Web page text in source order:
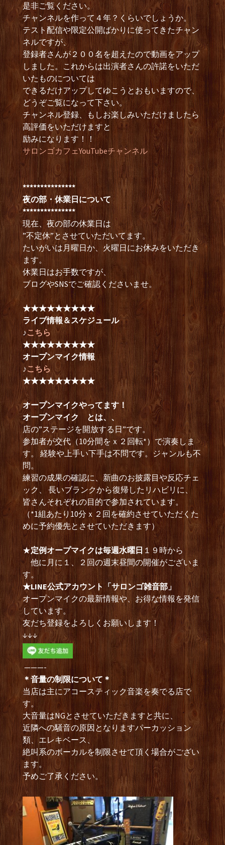
是非ご覧ください。
チャンネルを作って４年？くらいでしょうか。
テスト配信や限定公開ばかりに使ってきたチャン
ネルですが、
登録者さんが２００名を超えたので動画をアップ
しました。これからは出演者さんの許諾をいただ
いたものについては
できるだけアップしてゆこうとおもいますので、
どうぞご覧になって下さい。
チャンネル登録、もしお楽しみいただけましたら
高評価をいただけますと
励みになります！！
サロンゴカフェYouTubeチャンネル
***************
夜の部・休業日について
***************
現在、夜の部の休業日は
”不定休”とさせていただいてます。
たいがいは月曜日か、火曜日にお休みをいただき
ます。
休業日はお手数ですが、
ブログやSNSでご確認くださいませ。
★★★★★★★★★
ライブ情報＆スケジュール
♪こちら
★★★★★★★★★
オープンマイク情報
♪こちら
★★★★★★★★★
オープンマイクやってます！
オープンマイク とは、、
店の”ステージを開放する日”です。
参加者が交代（10分間をｘ２回転*）で演奏しま
す。 経験や上手い下手は不問です。ジャンルも不
問。
練習の成果の確認に、新曲のお披露目や反応チェ
ック、 長いブランクから復帰したリハビリに、
皆さんそれぞれの目的で参加されています。
（*1組あたり10分ｘ２回を確約させていただくた
めに予約優先とさせていただきます）
★定例オープマイクは毎週水曜日 １９時から
他に月に１、２回の週末昼間の開催がございま
す。
★LINE公式アカウント「サロンゴ雑音部」
オープンマイクの最新情報や、お得な情報を発信
しています。
友だち登録をよろしくお願いします！
↓↓↓
———-
＊音量の制限について＊
当店は主にアコースティック音楽を奏でる店で
す。
大音量はNGとさせていただきますと共に、
近隣への騒音の原因となりますパーカッション
類、エレキベース、
絶叫系のボーカルを制限させて頂く場合がござい
ます。
予めご了承ください。